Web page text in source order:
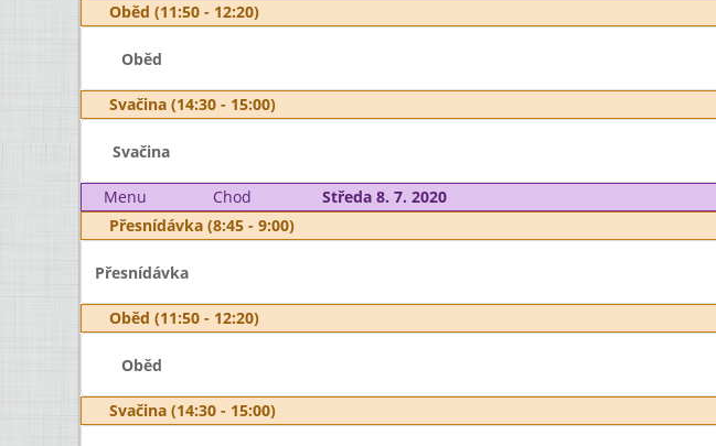
Oběd (11:50 - 12:20)
Oběd
Svačina (14:30 - 15:00)
Svačina
Menu Chod
Středa 8. 7. 2020
Přesnídávka (8:45 - 9:00)
Přesnídávka
Oběd (11:50 - 12:20)
Oběd
Svačina (14:30 - 15:00)